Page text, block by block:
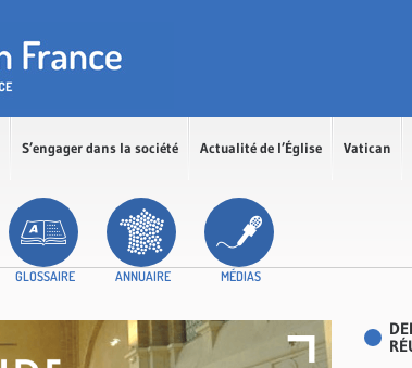
S’engager dans la société Actualité de l’Église Vatican
GLOSSAIRE ANNUAIRE MÉDIAS